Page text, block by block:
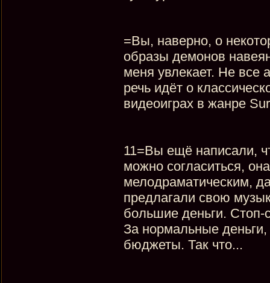
=Вы, наверно, о
образы демонов
меня увлекает. Не все
речь идёт о
видеоиграх в жанре
11=Вы ещё написали,
можно согласиться,
мелодраматическим,
предлагали свою
большие деньги. Стоп-
За нормальные
бюджеты. Так что...